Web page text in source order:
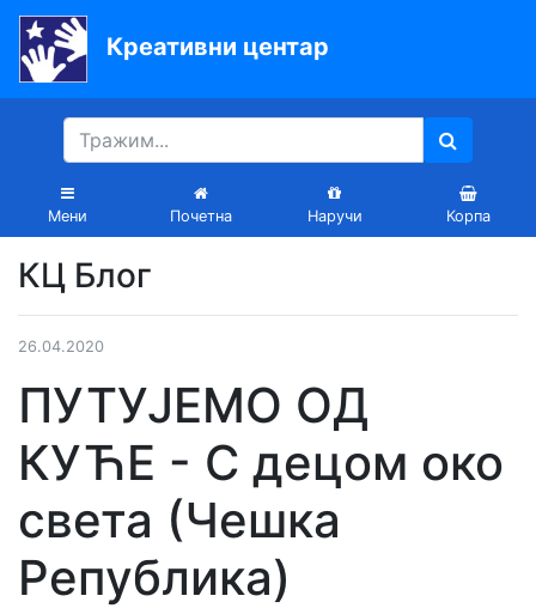
Креативни центар
Мени Почетна Наручи Корпа
Почетна
Књиге
Уџбеници
вртиће
Лектира
Акције
Latinica
Мој
КЦ Блог
26.04.2020
ПУТУЈЕМО ОД
КУЋЕ - С децом око
света (Чешка
Република)